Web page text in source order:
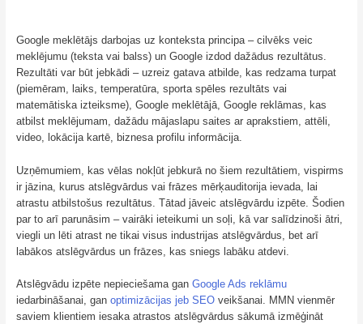
Google meklētājs darbojas uz konteksta principa – cilvēks veic
meklējumu (teksta vai balss) un Google izdod dažādus rezultātus.
Rezultāti var būt jebkādi – uzreiz gatava atbilde, kas redzama turpat
(piemēram, laiks, temperatūra, sporta spēles rezultāts vai
matemātiska izteiksme), Google meklētājā, Google reklāmas, kas
atbilst meklējumam, dažādu mājaslapu saites ar aprakstiem, attēli,
video, lokācija kartē, biznesa profilu informācija.
Uzņēmumiem, kas vēlas nokļūt jebkurā no šiem rezultātiem, vispirms
ir jāzina, kurus atslēgvārdus vai frāzes mērķauditorija ievada, lai
atrastu atbilstošus rezultātus. Tātad jāveic atslēgvārdu izpēte. Šodien
par to arī parunāsim – vairāki ieteikumi un soļi, kā var salīdzinoši ātri,
viegli un lēti atrast ne tikai visus industrijas atslēgvārdus, bet arī
labākos atslēgvārdus un frāzes, kas sniegs labāku atdevi.
Atslēgvādu izpēte nepieciešama gan Google Ads reklāmu
iedarbināšanai, gan optimizācijas jeb SEOveikšanai. MMN vienmēr
saviem klientiem iesaka atrastos atslēgvārdus sākumā izmēģināt